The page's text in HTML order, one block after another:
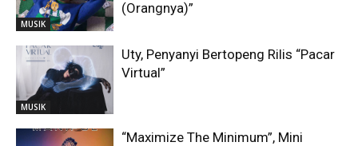
MUSIK
(Orangnya)”
MUSIK
Uty, Penyanyi Bertopeng Rilis “Pacar
Virtual”
“Maximize The Minimum”, Mini